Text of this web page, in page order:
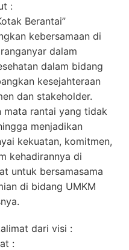
:
Berantai”
kebersamaan di
dalam
dalam bidang
kesejahteraan
dan stakeholder.
mata rantai yang tidak
menjadikan
kekuatan, komitmen,
kehadirannya di
untuk bersamasama
di bidang UMKM
dari visi :
: